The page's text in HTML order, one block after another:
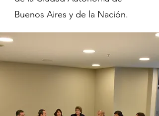
Buenos Aires y de la Nación.